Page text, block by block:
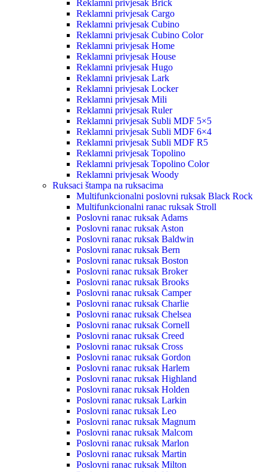
Reklamni privjesak Brick
Reklamni privjesak Cargo
Reklamni privjesak Cubino
Reklamni privjesak Cubino Color
Reklamni privjesak Home
Reklamni privjesak House
Reklamni privjesak Hugo
Reklamni privjesak Lark
Reklamni privjesak Locker
Reklamni privjesak Mili
Reklamni privjesak Ruler
Reklamni privjesak Subli MDF 5×5
Reklamni privjesak Subli MDF 6×4
Reklamni privjesak Subli MDF R5
Reklamni privjesak Topolino
Reklamni privjesak Topolino Color
Reklamni privjesak Woody
Ruksaci štampa na ruksacima
Multifunkcionalni poslovni ruksak Black Rock
Multifunkcionalni ranac ruksak Stroll
Poslovni ranac ruksak Adams
Poslovni ranac ruksak Aston
Poslovni ranac ruksak Baldwin
Poslovni ranac ruksak Bern
Poslovni ranac ruksak Boston
Poslovni ranac ruksak Broker
Poslovni ranac ruksak Brooks
Poslovni ranac ruksak Camper
Poslovni ranac ruksak Charlie
Poslovni ranac ruksak Chelsea
Poslovni ranac ruksak Cornell
Poslovni ranac ruksak Creed
Poslovni ranac ruksak Cross
Poslovni ranac ruksak Gordon
Poslovni ranac ruksak Harlem
Poslovni ranac ruksak Highland
Poslovni ranac ruksak Holden
Poslovni ranac ruksak Larkin
Poslovni ranac ruksak Leo
Poslovni ranac ruksak Magnum
Poslovni ranac ruksak Malcom
Poslovni ranac ruksak Marlon
Poslovni ranac ruksak Martin
Poslovni ranac ruksak Milton